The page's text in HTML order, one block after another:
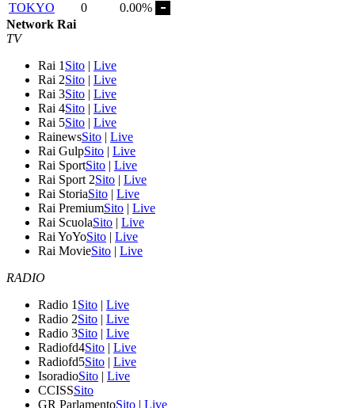
TOKYO
0
0.00%
Network Rai
TV
Rai 1 Sito | Live
Rai 2Sito | Live
Rai 3Sito | Live
Rai 4Sito | Live
Rai 5Sito | Live
RainewsSito | Live
Rai GulpSito | Live
Rai SportSito | Live
Rai Sport 2Sito | Live
Rai StoriaSito | Live
Rai PremiumSito | Live
Rai ScuolaSito | Live
Rai YoYoSito | Live
Rai MovieSito | Live
RADIO
Radio 1 Sito | Live
Radio 2Sito | Live
Radio 3Sito | Live
Radiofd4Sito | Live
Radiofd5Sito | Live
IsoradioSito | Live
CCISSSito
GR ParlamentoSito | Live